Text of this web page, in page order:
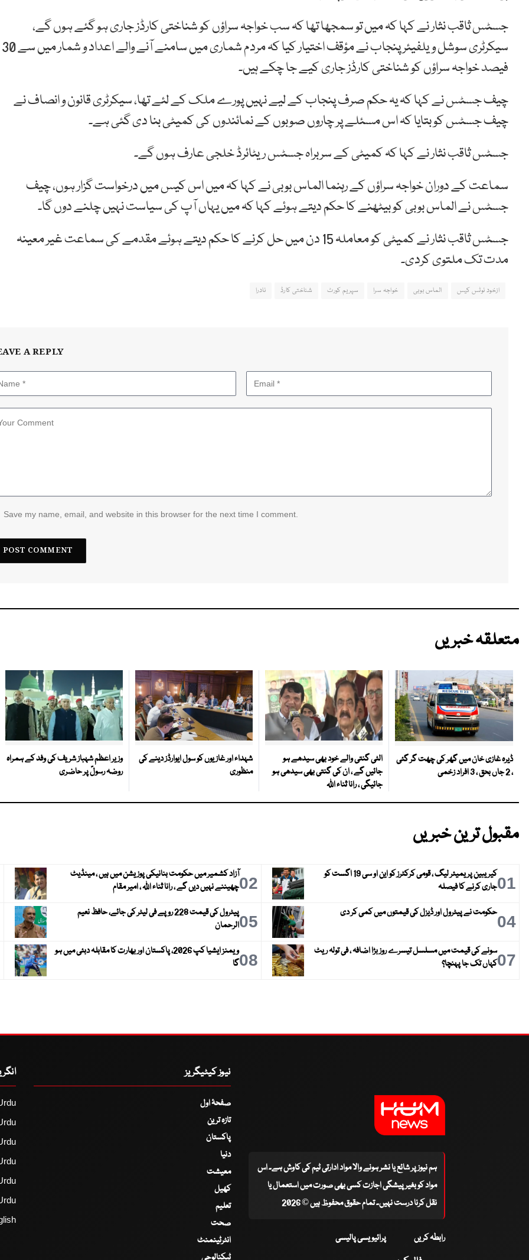
جسٹس ثاقب نثار نے کہا کہ میں تو سمجھا تھا کہ سب خواجہ سراؤں کو شناختی کارڈز جاری ہو گئے ہوں گے،
سیکرٹری سوشل ویلفیئر پنجاب نے مؤقف اختیار کیا کہ مردم شماری میں سامنے آنے والے اعداد و شمار میں سے 30
فیصد خواجہ سراؤں کو شناختی کارڈز جاری کیے جا چکے ہیں۔
چیف جسٹس نے کہا کہ یہ حکم صرف پنجاب کے لیے نہیں پورے ملک کے لئے تھا، سیکرٹری قانون و انصاف نے
چیف جسٹس کو بتایا کہ اس مسئلے پر چاروں صوبوں کے نمائندوں کی کمیٹی بنا دی گئی ہے۔
جسٹس ثاقب نثار نے کہا کہ کمیٹی کے سربراہ جسٹس ریٹائرڈ خلجی عارف ہوں گے۔
سماعت کے دوران خواجہ سراؤں کے رہنما الماس بوبی نے کہا کہ میں اس کیس میں درخواست گزار ہوں، چیف
جسٹس نے الماس بوبی کو بیٹھنے کا حکم دیتے ہوئے کہا کہ میں یہاں آپ کی سیاست نہیں چلنے دوں گا۔
جسٹس ثاقب نثار نے کمیٹی کو معاملہ 15 دن میں حل کرنے کا حکم دیتے ہوئے مقدمے کی سماعت غیر معینہ
مدت تک ملتوی کردی۔
ازخود نوٹس کیس الماس بوبی خواجہ سرا سپریم کورٹ شناختی کارڈ نادرا
A REPLY
Save my name, email, and website in this browser for the next time I comment.
متعلقہ خبریں
ڈیرہ غازی خان میں گھر کی چھت گر گئی
، 2 جاں بحق ، 3 افراد زخمی
الٹی گنتی والے خود بھی سیدھے ہو
جائیں گے ، ان کی گنتی بھی سیدھی ہو
جائیگی ، رانا ثناء اللہ
شہداء اور غازیوں کو سول ایوارڈز دینے کی
منظوری
وزیر اعظم شہباز شریف کی وفد کے ہمراہ
روضہ رسولؐ پر حاضری
مقبول ترین خبریں
01
کیریبین پریمیئر لیگ ، قومی کرکٹرز کو این او سی 19 اگست کو
جاری کرنے کا فیصلہ
02آزاد کشمیر میں حکومت بنانیکی پوزیشن میں ہیں ، مینڈیٹ
چھیننے نہیں دیں گے ، رانا ثناء اللہ ، امیر مقام
04حکومت نے پیٹرول اور ڈیزل کی قیمتوں میں کمی کر دی 05
پیٹرول کی قیمت 228 روپے فی لیٹر کی جائے، حافظ نعیم
الرحمان
07سونے کی قیمت میں مسلسل تیسرے روز بڑا اضافہ ، فی تولہ ریٹ
کہاں تک جا پہنچا؟
08
ویمنز ایشیا کپ 2026، پاکستان اور بھارت کا مقابلہ دبئی میں ہو
گا
ہم نیوز پر شائع یا نشر ہونے والا مواد ادارتی ٹیم کی کاوش ہے۔ اس
مواد کو بغیر پیشگی اجازت کسی بھی صورت میں استعمال یا
نقل کرنا درست نہیں۔ تمام حقوق محفوظ ہیں © 2026
رابطہ کریں پرائیویسی پالیسی
نیوز کیٹیگریز
صفحۂ اول
تازہ ترین
پاکستان
دنیا
معیشت
کھیل
تعلیم
صحت
انٹرٹینمنٹ